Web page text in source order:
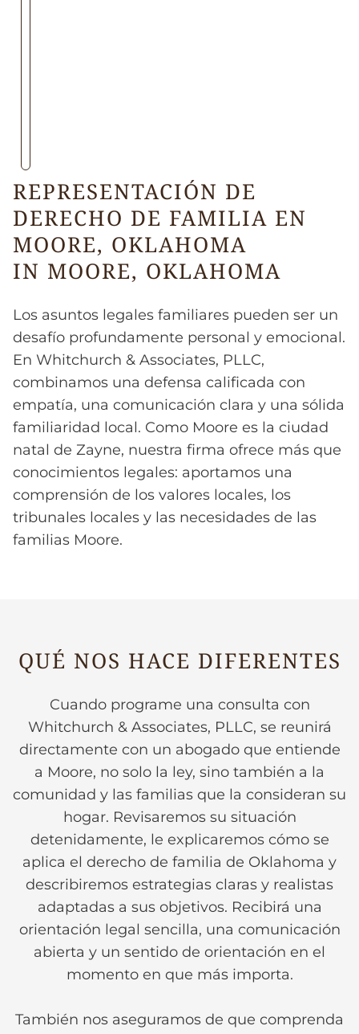
REPRESENTACIÓN DE
DERECHO DE FAMILIA EN
MOORE, OKLAHOMA
IN MOORE, OKLAHOMA
Los asuntos legales familiares pueden ser un
desafío profundamente personal y emocional.
En Whitchurch & Associates, PLLC,
combinamos una defensa calificada con
empatía, una comunicación clara y una sólida
familiaridad local. Como Moore es la ciudad
natal de Zayne, nuestra firma ofrece más que
conocimientos legales: aportamos una
comprensión de los valores locales, los
tribunales locales y las necesidades de las
familias Moore.
QUÉ NOS HACE DIFERENTES
Cuando programe una consulta con
Whitchurch & Associates, PLLC, se reunirá
directamente con un abogado que entiende
a Moore, no solo la ley, sino también a la
comunidad y las familias que la consideran su
hogar. Revisaremos su situación
detenidamente, le explicaremos cómo se
aplica el derecho de familia de Oklahoma y
describiremos estrategias claras y realistas
adaptadas a sus objetivos. Recibirá una
orientación legal sencilla, una comunicación
abierta y un sentido de orientación en el
momento en que más importa.
También nos aseguramos de que comprenda